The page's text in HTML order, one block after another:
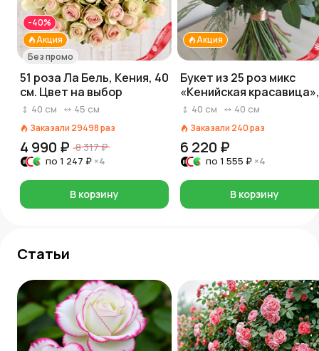
Акция
-40%
Без промо
51 роза Ла Бель, Кения, 40
см. Цвет на выбор
40 см 45 см
Заказали 29498раз
4 990 ₽ 8 317 ₽
по 1 247 ₽ ×4
В корзину
Акция
Букет из 25 роз микс
«Кенийская красавица»,
40 см
40 см 40 см
Заказали 240раз
6 220 ₽
по 1 555 ₽ ×4
В корзину
Статьи